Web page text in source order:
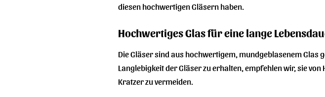
diesen hochwertigen Gläsern haben.
Hochwertiges Glas für eine lange
Die Gläser sind aus hochwertigem, mundgeblasenem
Langlebigkeit der Gläser zu erhalten, empfehlen wir, sie
Kratzer zu vermeiden.